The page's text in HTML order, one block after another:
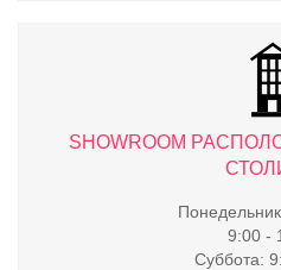
SHOWROOM
9:00 -
Суббота: